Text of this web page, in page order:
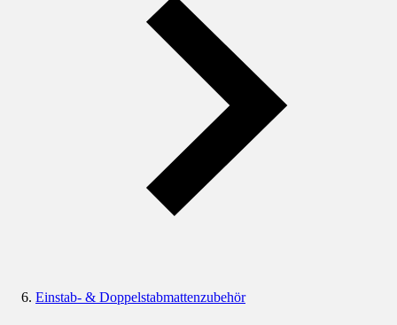
Einstab- & Doppelstabmattenzubehör